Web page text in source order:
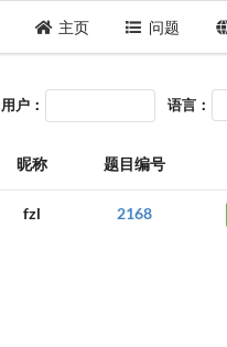
主页 问题
用户： 语言：
昵称 题目编号
fzl 2168